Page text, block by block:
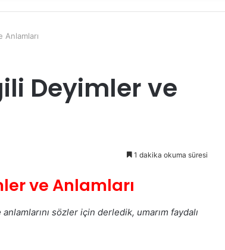
Anlamları
Deyimler ve
1 dakika okuma süresi
ve Anlamları
sözler için derledik, umarım faydalı